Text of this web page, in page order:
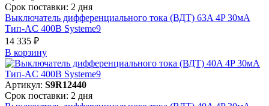
Срок поставки: 2 дня
Выключатель дифференциального тока (ВДТ) 63A 4P 30мА
Тип-AC 400В Systeme9
14 335 ₽
В корзинy
Артикул: S9R12440
Срок поставки: 2 дня